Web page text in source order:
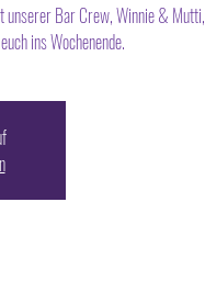
unserer Bar Crew, Winnie & Mutti,
ins Wochenende.